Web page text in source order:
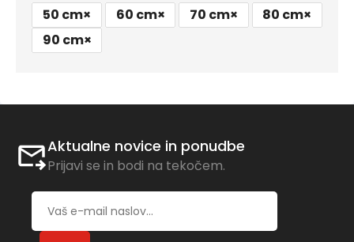
50 cm× 60 cm× 70 cm× 80 cm×
90 cm×
Aktualne novice in ponudbe
Prijavi se in bodi na tekočem.